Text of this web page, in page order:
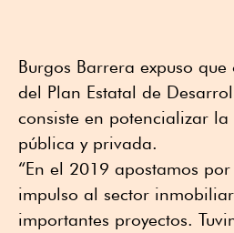
Burgos Barrera expuso
del Plan Estatal de
consiste en potencializar la
pública y privada.
“En el 2019 apostamos
impulso al sector
importantes proyectos.